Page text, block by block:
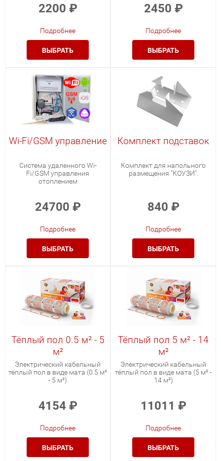
2200 ₽
Подробнее
ВЫБРАТЬ
2450 ₽
Подробнее
ВЫБРАТЬ
Wi-Fi/GSM управление
Система удаленного Wi-
Fi/GSM управления
отоплением
24700 ₽
Подробнее
ВЫБРАТЬ
Комплект подставок
Комплект для напольного
размещения "КОУЗИ".
840 ₽
Подробнее
ВЫБРАТЬ
Тёплый пол 0.5 м² - 5
м²
Электрический кабельный
тёплый пол в виде мата (0.5 м²
- 5 м²)
4154 ₽
Подробнее
ВЫБРАТЬ
Тёплый пол 5 м² - 14
м²
Электрический кабельный
тёплый пол в виде мата (5 м² -
14 м²)
11011 ₽
Подробнее
ВЫБРАТЬ